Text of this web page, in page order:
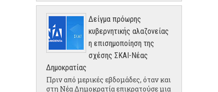
Δείγμα πρόωρης
κυβερνητικής αλαζονείας
η επισημοποίηση της
σχέσης ΣΚΑΙ-Νέας
Δημοκρατίας
Πριν από μερικές εβδομάδες, όταν και
στη Νέα Δημοκρατία επικρατούσε μια